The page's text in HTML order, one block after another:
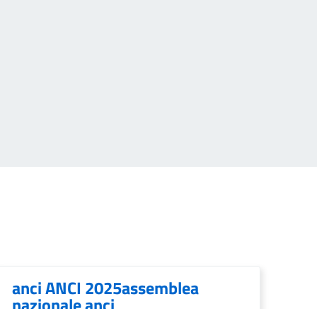
anci ANCI 2025assemblea